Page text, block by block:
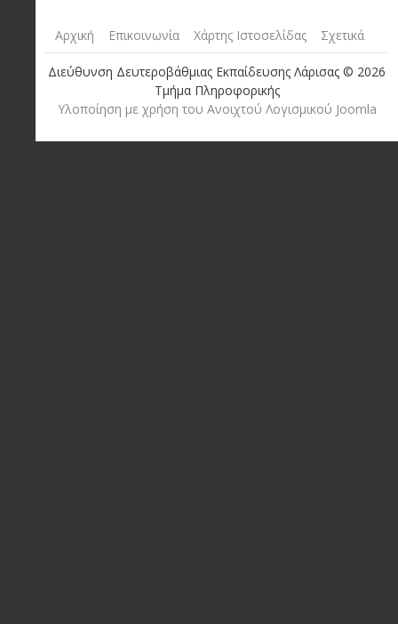
Αρχική Επικοινωνία Χάρτης Ιστοσελίδας Σχετικά
Διεύθυνση Δευτεροβάθμιας Εκπαίδευσης Λάρισας © 2026
Τμήμα Πληροφορικής
Yλοποίηση με χρήση του Ανοιχτού Λογισμικού Joomla